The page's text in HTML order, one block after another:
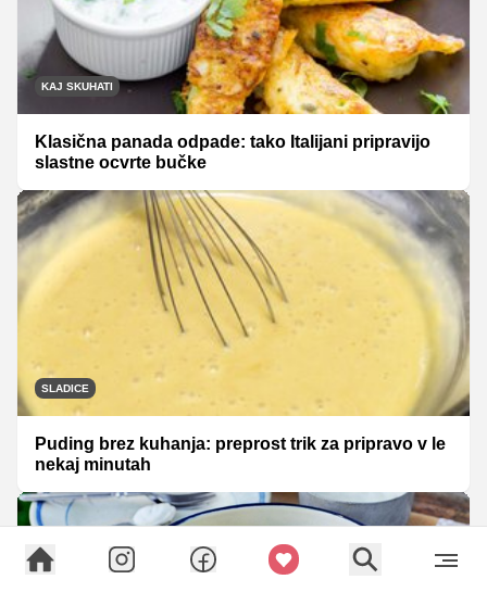
KAJ SKUHATI
Klasična panada odpade: tako Italijani pripravijo
slastne ocvrte bučke
SLADICE
Puding brez kuhanja: preprost trik za pripravo v le
nekaj minutah